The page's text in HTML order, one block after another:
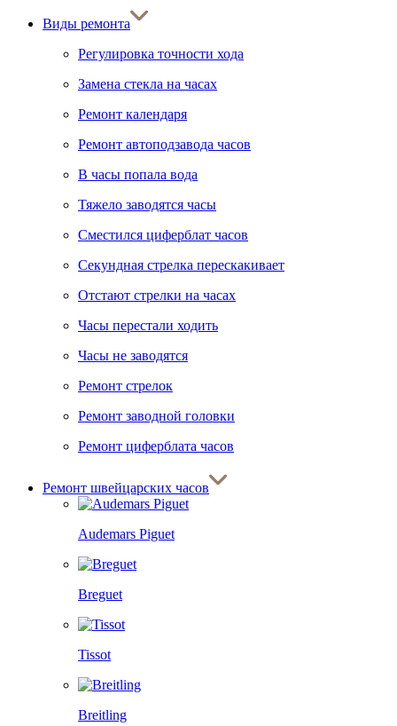
Виды ремонта
Регулировка точности хода
Замена стекла на часах
Ремонт календаря
Ремонт автоподзавода часов
В часы попала вода
Тяжело заводятся часы
Сместился циферблат часов
Секундная стрелка перескакивает
Отстают стрелки на часах
Часы перестали ходить
Часы не заводятся
Ремонт стрелок
Ремонт заводной головки
Ремонт циферблата часов
Ремонт швейцарских часов
Audemars Piguet
Breguet
Tissot
Breitling